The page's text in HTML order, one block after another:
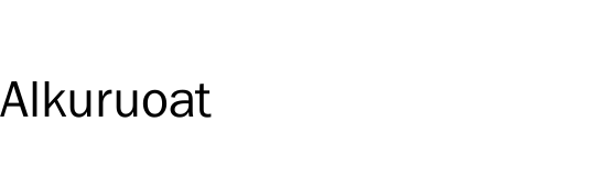
Alkuruoat